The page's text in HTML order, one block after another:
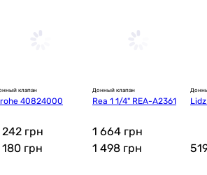
клапан
40824000
242 грн
180 грн
Донный клапан
Rea 1 1/4" REA-A2361
1 664 грн
1 498 грн